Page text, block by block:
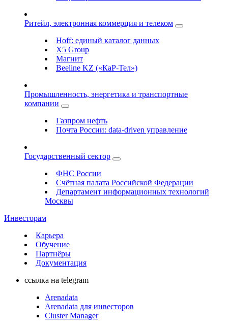
Ритейл, электронная коммерция и телеком
Hoff: единый каталог данных
X5 Group
Магнит
Beeline KZ («КаР-Тел»)
Промышленность, энергетика и транспортные
компании
Газпром нефть
Почта России: data-driven управление
Государственный сектор
ФНС России
Счётная палата Российской Федерации
Департамент информационных технологий
Москвы
Инвесторам
Карьера
Обучение
Партнёры
Документация
ссылка на telegram
Arenadata
Arenadata для инвесторов
Cluster Manager